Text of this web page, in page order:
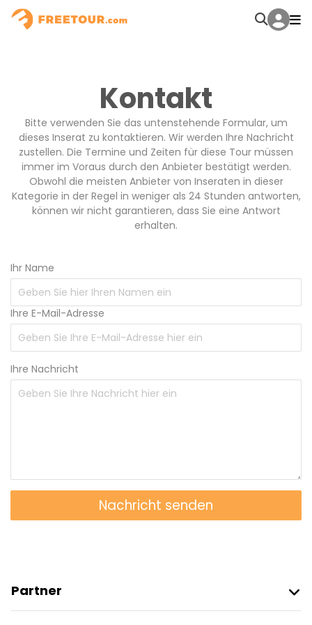
Kontakt
Bitte verwenden Sie das untenstehende Formular, um
dieses Inserat zu kontaktieren. Wir werden Ihre Nachricht
zustellen. Die Termine und Zeiten für diese Tour müssen
immer im Voraus durch den Anbieter bestätigt werden.
Obwohl die meisten Anbieter von Inseraten in dieser
Kategorie in der Regel in weniger als 24 Stunden antworten,
können wir nicht garantieren, dass Sie eine Antwort
erhalten.
Ihr Name
Ihre E-Mail-Adresse
Ihre Nachricht
Nachricht senden
Partner